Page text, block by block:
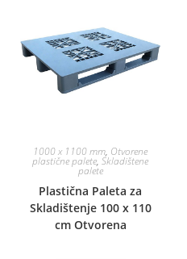
1000 x 1100 mm, Otvorene
plastične palete, Skladištene
palete
Plastična Paleta za
Skladištenje 100 x 110
cm Otvorena